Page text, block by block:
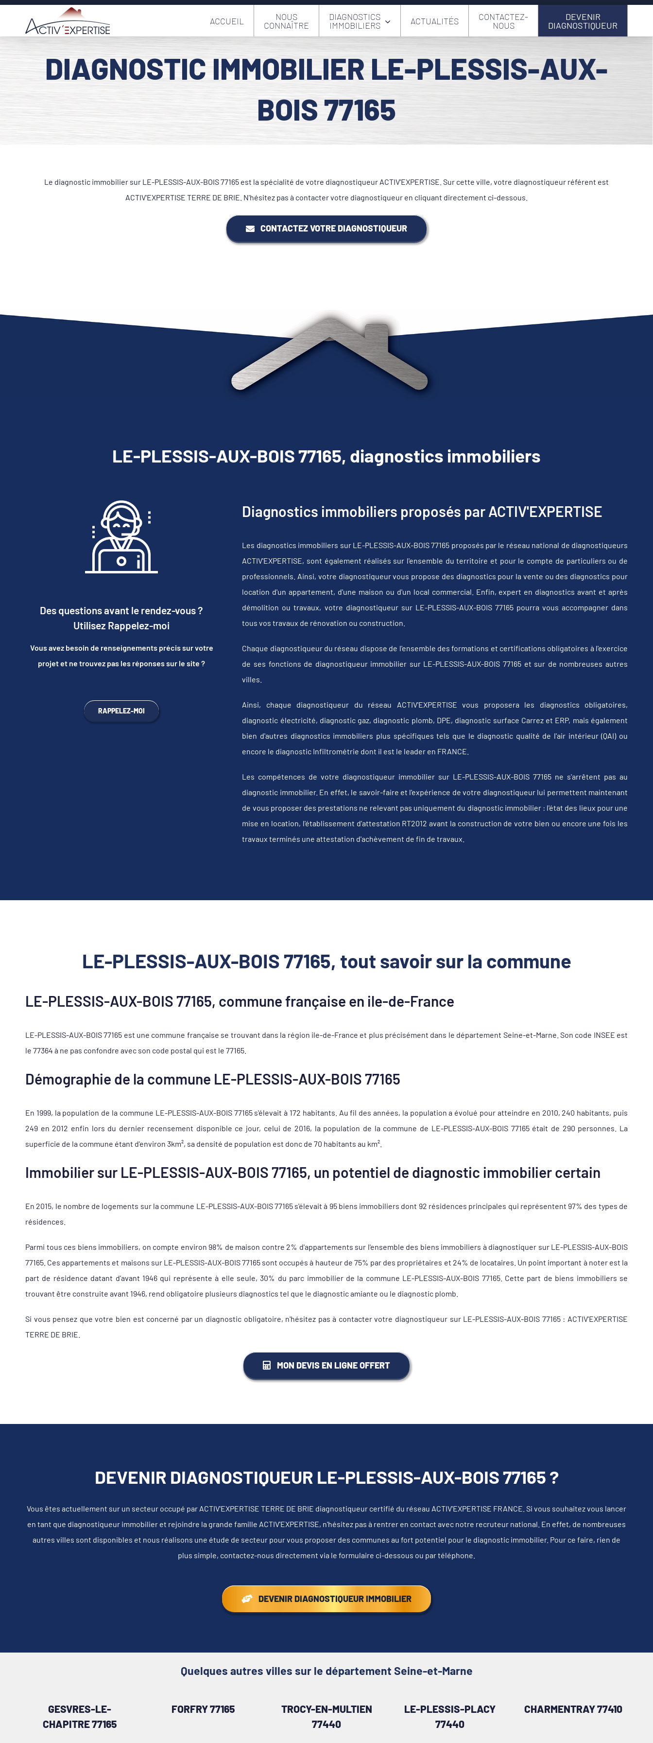
Passer
contenu
ACCUEIL
NOUS
CONNAÎTRE
DIAGNOSTICS
IMMOBILIERS
ACTUALITÉS
CONTACTEZ-
NOUS
DEVENIR
DIAGNOSTIQUEUR
DIAGNOSTIC IMMOBILIER LE-PLESSIS-AUX-
BOIS 77165
Le diagnostic immobilier sur LE-PLESSIS-AUX-BOIS 77165 est la spécialité de votre diagnostiqueur ACTIV'EXPERTISE. Sur cette ville, votre diagnostiqueur référent est
ACTIV'EXPERTISE TERRE DE BRIE. N'hésitez pas à contacter votre diagnostiqueur en cliquant directement ci-dessous.
CONTACTEZ VOTRE DIAGNOSTIQUEUR
LE-PLESSIS-AUX-BOIS 77165, diagnostics immobiliers
Des questions avant le rendez-vous ?
Utilisez Rappelez-moi
Vous avez besoin de renseignements précis sur votre
projet et ne trouvez pas les réponses sur le site ?
RAPPELEZ-MOI
Diagnostics immobiliers proposés par ACTIV'EXPERTISE
Les diagnostics immobiliers sur LE-PLESSIS-AUX-BOIS 77165 proposés par le réseau national de diagnostiqueurs
ACTIV'EXPERTISE, sont également réalisés sur l'ensemble du territoire et pour le compte de particuliers ou de
professionnels. Ainsi, votre diagnostiqueur vous propose des diagnostics pour la vente ou des diagnostics pour
location d'un appartement, d'une maison ou d'un local commercial. Enfin, expert en diagnostics avant et après
démolition ou travaux, votre diagnostiqueur sur LE-PLESSIS-AUX-BOIS 77165 pourra vous accompagner dans
tous vos travaux de rénovation ou construction.
Chaque diagnostiqueur du réseau dispose de l'ensemble des formations et certifications obligatoires à l'exercice
de ses fonctions de diagnostiqueur immobilier sur LE-PLESSIS-AUX-BOIS 77165 et sur de nombreuses autres
villes.
Ainsi, chaque diagnostiqueur du réseau ACTIV'EXPERTISE vous proposera les diagnostics obligatoires,
diagnostic électricité, diagnostic gaz, diagnostic plomb, DPE, diagnostic surface Carrez et ERP, mais également
bien d'autres diagnostics immobiliers plus spécifiques tels que le diagnostic qualité de l'air intérieur (QAI) ou
encore le diagnostic Infiltrométrie dont il est le leader en FRANCE.
Les compétences de votre diagnostiqueur immobilier sur LE-PLESSIS-AUX-BOIS 77165 ne s'arrêtent pas au
diagnostic immobilier. En effet, le savoir-faire et l'expérience de votre diagnostiqueur lui permettent maintenant
de vous proposer des prestations ne relevant pas uniquement du diagnostic immobilier : l'état des lieux pour une
mise en location, l'établissement d’attestation RT2012 avant la construction de votre bien ou encore une fois les
travaux terminés une attestation d'achèvement de fin de travaux.
LE-PLESSIS-AUX-BOIS 77165, tout savoir sur la commune
LE-PLESSIS-AUX-BOIS 77165, commune française en ile-de-France
LE-PLESSIS-AUX-BOIS 77165 est une commune française se trouvant dans la région ile-de-France et plus précisément dans le département Seine-et-Marne. Son code INSEE est
le 77364 à ne pas confondre avec son code postal qui est le 77165.
Démographie de la commune LE-PLESSIS-AUX-BOIS 77165
En 1999, la population de la commune LE-PLESSIS-AUX-BOIS 77165 s'élevait à 172 habitants. Au fil des années, la population a évolué pour atteindre en 2010, 240 habitants, puis
249 en 2012 enfin lors du dernier recensement disponible ce jour, celui de 2016, la population de la commune de LE-PLESSIS-AUX-BOIS 77165 était de 290 personnes. La
superficie de la commune étant d'environ 3km², sa densité de population est donc de 70 habitants au km².
Immobilier sur LE-PLESSIS-AUX-BOIS 77165, un potentiel de diagnostic immobilier certain
En 2015, le nombre de logements sur la commune LE-PLESSIS-AUX-BOIS 77165 s'élevait à 95 biens immobiliers dont 92 résidences principales qui représentent 97% des types de
résidences.
Parmi tous ces biens immobiliers, on compte environ 98% de maison contre 2% d'appartements sur l'ensemble des biens immobiliers à diagnostiquer sur LE-PLESSIS-AUX-BOIS
77165. Ces appartements et maisons sur LE-PLESSIS-AUX-BOIS 77165 sont occupés à hauteur de 75% par des propriétaires et 24% de locataires. Un point important à noter est la
part de résidence datant d'avant 1946 qui représente à elle seule, 30% du parc immobilier de la commune LE-PLESSIS-AUX-BOIS 77165. Cette part de biens immobiliers se
trouvant être construite avant 1946, rend obligatoire plusieurs diagnostics tel que le diagnostic amiante ou le diagnostic plomb.
Si vous pensez que votre bien est concerné par un diagnostic obligatoire, n'hésitez pas à contacter votre diagnostiqueur sur LE-PLESSIS-AUX-BOIS 77165 : ACTIV'EXPERTISE
TERRE DE BRIE.
MON DEVIS EN LIGNE OFFERT
DEVENIR DIAGNOSTIQUEUR LE-PLESSIS-AUX-BOIS 77165 ?
Vous êtes actuellement sur un secteur occupé par ACTIV'EXPERTISE TERRE DE BRIE diagnostiqueur certifié du réseau ACTIV'EXPERTISE FRANCE. Si vous souhaitez vous lancer
en tant que diagnostiqueur immobilier et rejoindre la grande famille ACTIV'EXPERTISE, n'hésitez pas à rentrer en contact avec notre recruteur national. En effet, de nombreuses
autres villes sont disponibles et nous réalisons une étude de secteur pour vous proposer des communes au fort potentiel pour le diagnostic immobilier. Pour ce faire, rien de
plus simple, contactez-nous directement via le formulaire ci-dessous ou par téléphone.
DEVENIR DIAGNOSTIQUEUR IMMOBILIER
Quelques autres villes sur le département Seine-et-Marne
GESVRES-LE-
CHAPITRE 77165
FORFRY 77165
TROCY-EN-MULTIEN
77440
LE-PLESSIS-PLACY
77440
CHARMENTRAY 77410